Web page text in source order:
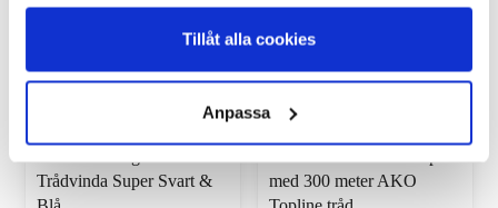
Tillåt alla cookies
Anpassa
Trådvinda Super Svart &
med 300 meter AKO